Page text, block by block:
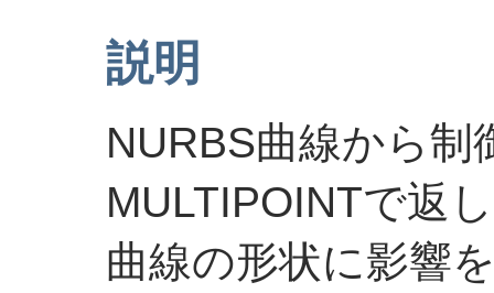
説明
NURBS曲線から制
MULTIPOINTで返
曲線の形状に影響